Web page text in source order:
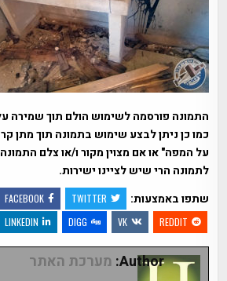
התמונה פורסמה לשימוש הולם תוך שמירה
כמו כן ניתן לבצע שימוש בתמונה תוך מתן
על המפה" או אם מצוין מקור ו/או צלם
לתמונה הרי שיש לציינו ישירות.
שתפו באמצעות:
TWITTER
FACEBOOK
REDDIT
VK
DIGG
LINKEDIN
Author: מערכת האתר